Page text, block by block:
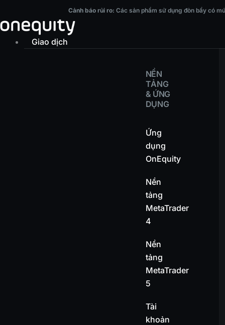
tới
nội
dung
Cảnh báo rủi ro: Các sản phẩm sử dụng đòn bẩy có
Các sản phẩm sử dụng đòn bẩy có mức độ rủi ro cao và có
Giao dịch
NỀN
TẢNG
& ỨNG
DỤNG
Ứng
dụng
OnEquity
Nền
tảng
MetaTrader
4
Nền
tảng
MetaTrader
5
Tài
khoản